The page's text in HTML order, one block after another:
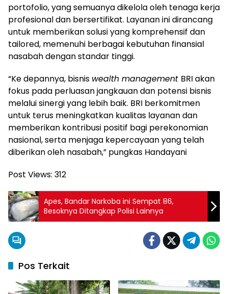
portofolio, yang semuanya dikelola oleh tenaga kerja
profesional dan bersertifikat. Layanan ini dirancang
untuk memberikan solusi yang komprehensif dan
tailored, memenuhi berbagai kebutuhan finansial
nasabah dengan standar tinggi.
“Ke depannya, bisnis wealth management BRI akan
fokus pada perluasan jangkauan dan potensi bisnis
melalui sinergi yang lebih baik. BRI berkomitmen
untuk terus meningkatkan kualitas layanan dan
memberikan kontribusi positif bagi perekonomian
nasional, serta menjaga kepercayaan yang telah
diberikan oleh nasabah,” pungkas Handayani
Post Views: 312
Apes, Bandar Narkoba ini Sempat 86,
Besoknya Ditangkap Polisi Lainnya
Pos Terkait